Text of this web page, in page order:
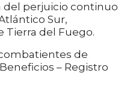
del perjuicio continuo
Sur,
del Fuego.
de
– Registro